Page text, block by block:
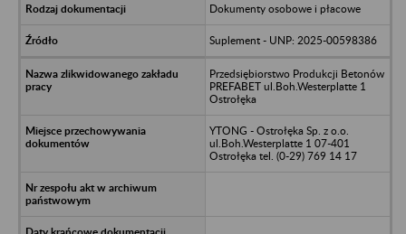
Dokumenty osobowe i płacowe
Suplement - UNP: 2025-00598386
Przedsiębiorstwo Produkcji Betonów
PREFABET ul.Boh.Westerplatte 1
Ostrołęka
YTONG - Ostrołęka Sp. z o.o.
ul.Boh.Westerplatte 1 07-401
Ostrołęka tel. (0-29) 769 14 17